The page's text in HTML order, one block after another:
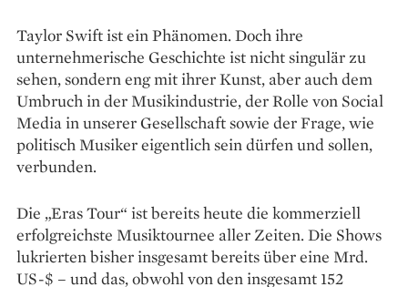
Taylor Swift ist ein Phänomen. Doch ihre
unternehmerische Geschichte ist nicht singulär zu
sehen, sondern eng mit ihrer Kunst, aber auch dem
Umbruch in der Musikindustrie, der Rolle von Social
Media in unserer Gesellschaft sowie der Frage, wie
politisch Musiker eigentlich sein dürfen und sollen,
verbunden.
Die „Eras Tour“ ist bereits heute die kommerziell
erfolgreichste Musiktournee aller Zeiten. Die Shows
lukrierten bisher insgesamt bereits über eine Mrd.
US-$ – und das, obwohl von den insgesamt 152